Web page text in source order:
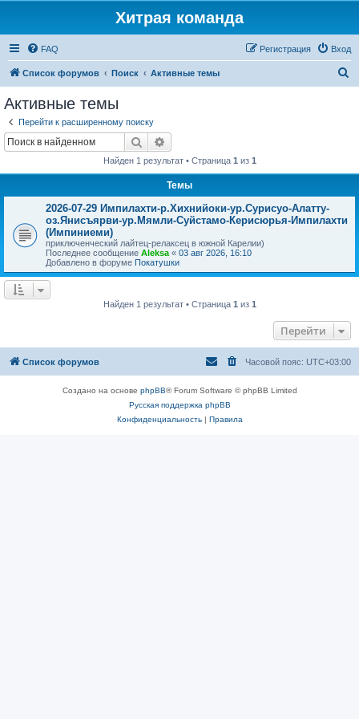
Хитрая команда
FAQ Вход
Регистрация
Список форумов Поиск Активные темы
Активные темы
Перейти к расширенному поиску
Поиск
Найден 1 результат • Страница 1 из 1
Темы
2026-07-29 Импилахти-р.Хихнийоки-ур.Сурисуо-Алатту-
оз.Янисъярви-ур.Мямли-Суйстамо-Керисюрья-Импилахти
(Импиниеми)
приключенческий лайтец-релаксец в южной Карелии)
Последнее сообщение Aleksa « 03 авг 2026, 16:10
Добавлено в форуме Покатушки
Найден 1 результат • Страница 1 из 1
Перейти
Список форумов Часовой пояс: UTC+03:00
Создано на основе phpBB® Forum Software © phpBB Limited
Русская поддержка phpBB
Конфиденциальность| Правила